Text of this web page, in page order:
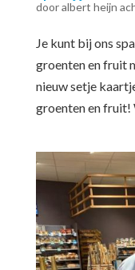
dooralbert heijn
Je kunt bij ons
groenten en fruit
nieuw setje
groenten en fruit!